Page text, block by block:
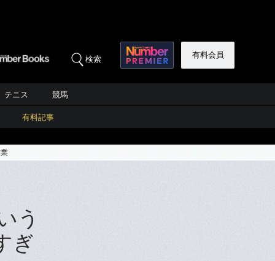
検索 有料会員
テニス 競馬
有料記事
う
ぎ